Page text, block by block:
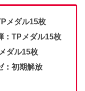
メダル15枚
：TPメダル15枚
ダル15枚
：初期解放